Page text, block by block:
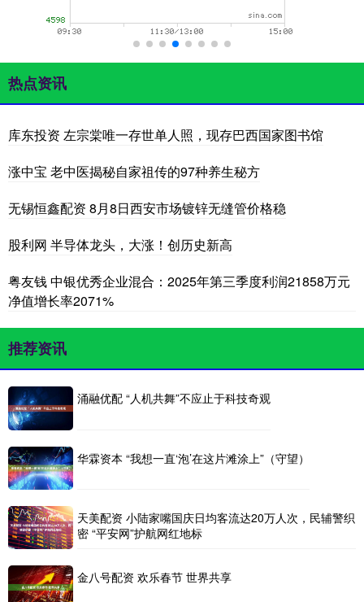
热点资讯
库东投资 左宗棠唯一存世单人照，现存巴西国家图书馆
涨中宝 老中医揭秘自家祖传的97种养生秘方
无锡恒鑫配资 8月8日西安市场镀锌无缝管价格稳
股利网 半导体龙头，大涨！创历史新高
粤友钱 中银优秀企业混合：2025年第三季度利润21858万元
净值增长率2071%
推荐资讯
涌融优配 “人机共舞”不应止于科技奇观
华霖资本 “我想一直‘泡’在这片滩涂上”（守望）
天美配资 小陆家嘴国庆日均客流达20万人次，民辅警织
密 “平安网”护航网红地标
金八号配资 欢乐春节 世界共享